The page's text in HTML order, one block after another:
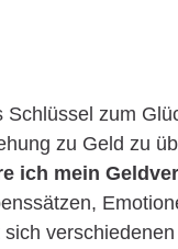
zum
zu Geld zu
ich mein